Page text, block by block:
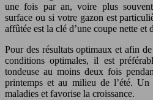
une fois par an, voire plus
surface ou si votre gazon est
affûtée est la clé d’une coupe nette et
Pour des résultats optimaux et afin
conditions optimales, il est
tondeuse au moins deux fois
printemps et au milieu de l’été.
maladies et favorise la croissance.